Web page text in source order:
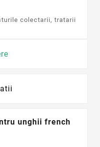
colectarii, tratarii
unghii french